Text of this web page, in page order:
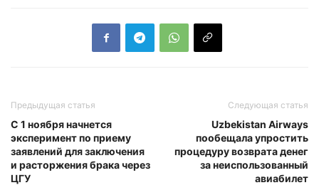
Предыдущая статья
С 1 ноября начнется
эксперимент по приему
заявлений для заключения
и расторжения брака через
ЦГУ
Следующая статья
Uzbekistan Airways
пообещала упростить
процедуру возврата денег
за неиспользованный
авиабилет